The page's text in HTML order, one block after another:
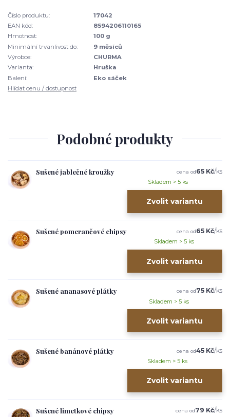
Číslo produktu:
17042
EAN kód:
8594206110165
Hmotnost:
100 g
Minimální trvanlivost do:
9 měsíců
Výrobce:
CHURMA
Varianta:
Hruška
Balení:
Eko sáček
Hlídat cenu / dostupnost
Podobné produkty
Sušené jablečné kroužky cena od65 Kč/ks
Skladem > 5 ks
Zvolit variantu
Sušené pomerančové chipsy cena od65 Kč/ks
Skladem > 5 ks
Zvolit variantu
Sušené ananasové plátky cena od75 Kč/ks
Skladem > 5 ks
Zvolit variantu
Sušené banánové plátky cena od45 Kč/ks
Skladem > 5 ks
Zvolit variantu
Sušené limetkové chipsy cena od79 Kč/ks